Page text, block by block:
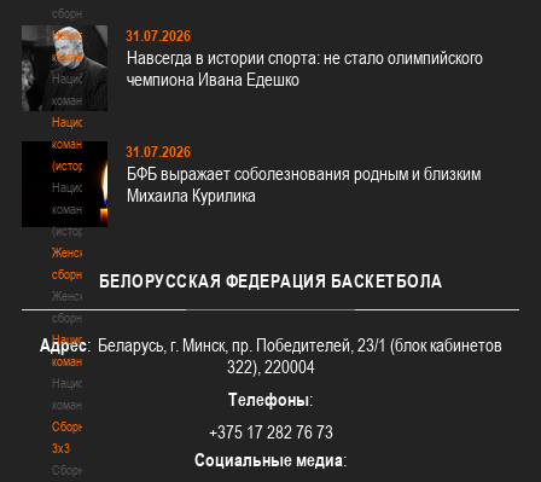
сборные
Национальная
команда
Национальная
команда
Национальная
команда
(история)
Национальная
команда
(история)
Женские
сборные
Женские
сборные
Национальная
команда
Национальная
команда
Сборные
3х3
Сборные
31.07.2026
Навсегда в истории спорта: не стало олимпийского
чемпиона Ивана Едешко
31.07.2026
БФБ выражает соболезнования родным и близким
Михаила Курилика
БЕЛОРУССКАЯ ФЕДЕРАЦИЯ БАСКЕТБОЛА
Адрес: Беларусь, г. Минск, пр. Победителей, 23/1 (блок кабинетов
322), 220004
Телефоны:
+375 17 282 76 73
Социальные медиа: